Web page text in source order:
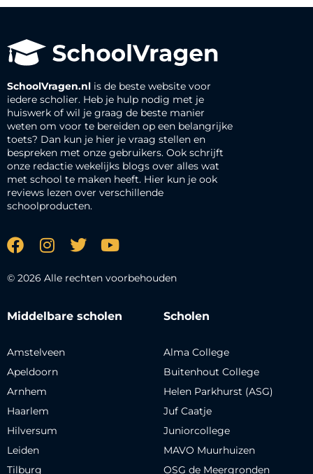
SchoolVragen.nl is de beste website voor
iedere scholier. Heb je hulp nodig met je
huiswerk of wil je graag de beste manier
weten om voor te bereiden op een belangrijke
toets? Dan kun je hier je vraag stellen en
bespreken met onze gebruikers. Ook schrijft
onze redactie wekelijks blogs over alles wat
met school te maken heeft. Hier kun je ook
reviews lezen over verschillende
schoolproducten.
© 2026 Alle rechten voorbehouden
Middelbare scholen
Amstelveen
Apeldoorn
Arnhem
Haarlem
Hilversum
Leiden
Tilburg
Scholen
Alma College
Buitenhout College
Helen Parkhurst (ASG)
Juf Caatje
Juniorcollege
MAVO Muurhuizen
OSG de Meergronden